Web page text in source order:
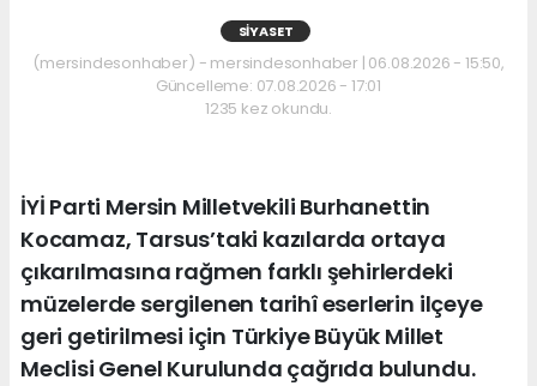
SIYASET
(mersindesonhaber) - mersindesonhaber | 06.08.2026 - 15:50,
Güncelleme: 07.08.2026 - 17:01
1235 kez okundu.
İYİ Parti Mersin Milletvekili Burhanettin
Kocamaz, Tarsus’taki kazılarda ortaya
çıkarılmasına rağmen farklı şehirlerdeki
müzelerde sergilenen tarihî eserlerin ilçeye
geri getirilmesi için Türkiye Büyük Millet
Meclisi Genel Kurulunda çağrıda bulundu.